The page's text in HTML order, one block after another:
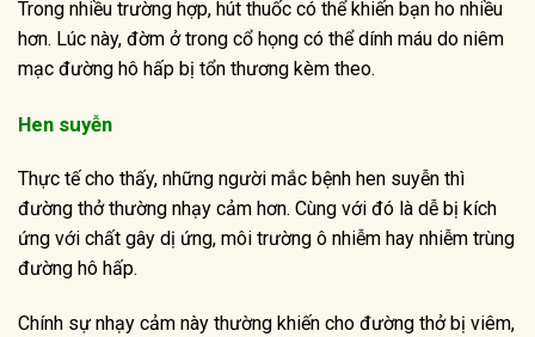
Trong nhiều trường hợp, hút thuốc có thể khiến bạn ho nhiều
hơn. Lúc này, đờm ở trong cổ họng có thể dính máu do niêm
mạc đường hô hấp bị tổn thương kèm theo.
Hen suyễn
Thực tế cho thấy, những người mắc bệnh hen suyễn thì
đường thở thường nhạy cảm hơn. Cùng với đó là dễ bị kích
ứng với chất gây dị ứng, môi trường ô nhiễm hay nhiễm trùng
đường hô hấp.
Chính sự nhạy cảm này thường khiến cho đường thở bị viêm,